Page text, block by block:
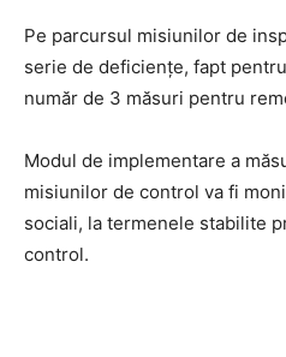
Pe parcursul misiunilor de
serie de deficiențe, fapt
număr de 3 măsuri pentru
Modul de implementare a
misiunilor de control va fi
sociali, la termenele stabilite
control.